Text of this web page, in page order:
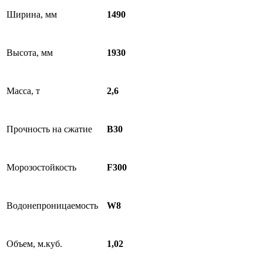
Ширина, мм 1490
Высота, мм 1930
Масса, т 2,6
Прочность на сжатие B30
Морозостойкость F300
Водонепроницаемость W8
Объем, м.куб. 1,02